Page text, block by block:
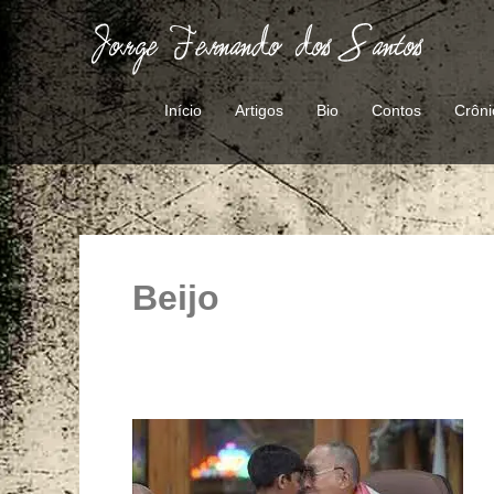
Ir
para
conteúdo
Início Artigos Bio Contos
Beijo
O
Tibete
que